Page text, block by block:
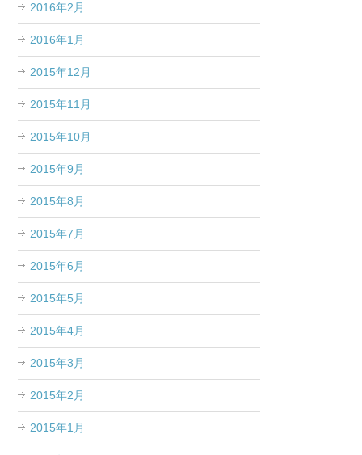
2016年2月
2016年1月
2015年12月
2015年11月
2015年10月
2015年9月
2015年8月
2015年7月
2015年6月
2015年5月
2015年4月
2015年3月
2015年2月
2015年1月